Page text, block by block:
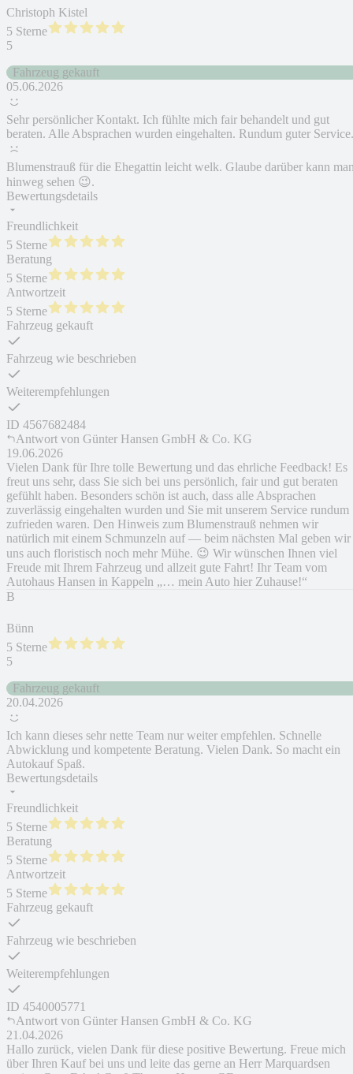
Christoph Kistel
5 Sterne
5
Fahrzeug gekauft
05.06.2026
Sehr persönlicher Kontakt. Ich fühlte mich fair behandelt und gut
beraten. Alle Absprachen wurden eingehalten. Rundum guter Service.
Blumenstrauß für die Ehegattin leicht welk. Glaube darüber kann
hinweg sehen 😉.
Bewertungsdetails
Freundlichkeit
5 Sterne
Beratung
5 Sterne
Antwortzeit
5 Sterne
Fahrzeug gekauft
Fahrzeug wie beschrieben
Weiterempfehlungen
ID 4567682484
Antwort von Günter Hansen GmbH & Co. KG
19.06.2026
Vielen Dank für Ihre tolle Bewertung und das ehrliche Feedback! Es
freut uns sehr, dass Sie sich bei uns persönlich, fair und gut beraten
gefühlt haben. Besonders schön ist auch, dass alle Absprachen
zuverlässig eingehalten wurden und Sie mit unserem Service rundum
zufrieden waren. Den Hinweis zum Blumenstrauß nehmen wir
natürlich mit einem Schmunzeln auf — beim nächsten Mal geben wir
uns auch floristisch noch mehr Mühe. 😉 Wir wünschen Ihnen viel
Freude mit Ihrem Fahrzeug und allzeit gute Fahrt! Ihr Team vom
Autohaus Hansen in Kappeln „… mein Auto hier Zuhause!“
B
Bünn
5 Sterne
5
Fahrzeug gekauft
20.04.2026
Ich kann dieses sehr nette Team nur weiter empfehlen. Schnelle
Abwicklung und kompetente Beratung. Vielen Dank. So macht ein
Autokauf Spaß.
Bewertungsdetails
Freundlichkeit
5 Sterne
Beratung
5 Sterne
Antwortzeit
5 Sterne
Fahrzeug gekauft
Fahrzeug wie beschrieben
Weiterempfehlungen
ID 4540005771
Antwort von Günter Hansen GmbH & Co. KG
21.04.2026
Hallo zurück, vielen Dank für diese positive Bewertung. Freue mich
über Ihren Kauf bei uns und leite das gerne an Herr Marquardsen